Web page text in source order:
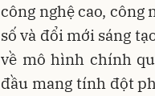
công nghệ cao,
số và đổi mới sáng
về mô hình chính
đầu mang tính đột